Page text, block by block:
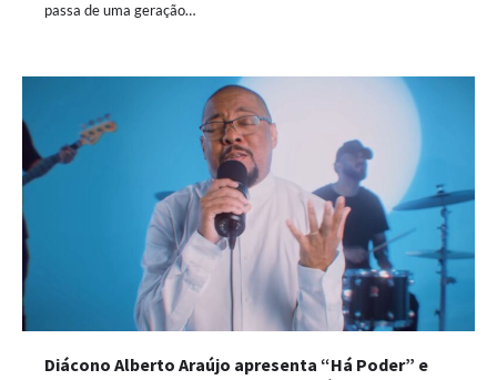
passa de uma geração…
Diácono Alberto Araújo apresenta “Há Poder” e